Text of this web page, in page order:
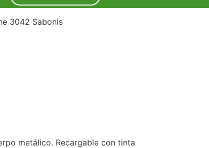
3042 Sabonis
metálico. Recargable con tinta